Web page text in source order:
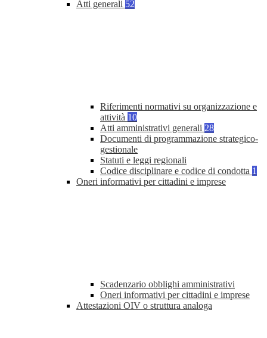
Atti generali 52
Riferimenti normativi su organizzazione e
attività 10
Atti amministrativi generali 28
Documenti di programmazione strategico-
gestionale
Statuti e leggi regionali
Codice disciplinare e codice di condotta 1
Oneri informativi per cittadini e imprese
Scadenzario obblighi amministrativi
Oneri informativi per cittadini e imprese
Attestazioni OIV o struttura analoga